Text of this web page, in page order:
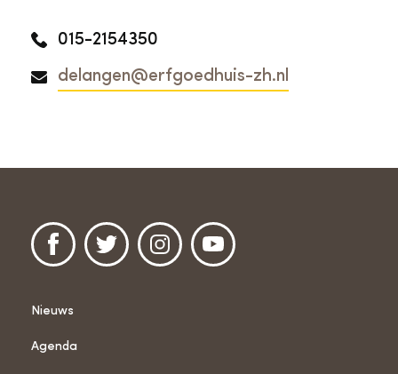
015-2154350
delangen@erfgoedhuis-zh.nl
Nieuws
Agenda